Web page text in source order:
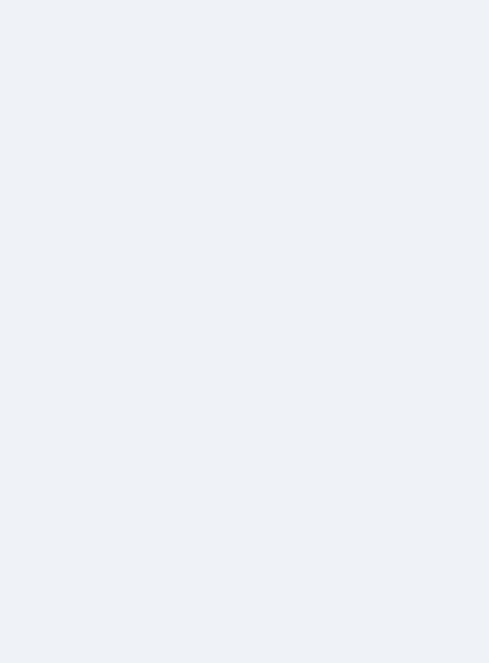
FRONTIER スーパーセール
英語が「聞こえる・分かる・
【海外ツアー完全ガイド】ア
梅干しを毎日食べたらどうな
ブルーベリーを毎日食べた
バナナを毎日食べたらどうな
かいまき（掻巻き）超完全ガ
【最新版】掛け布団の選び方“
【アシストステッパー】ハン